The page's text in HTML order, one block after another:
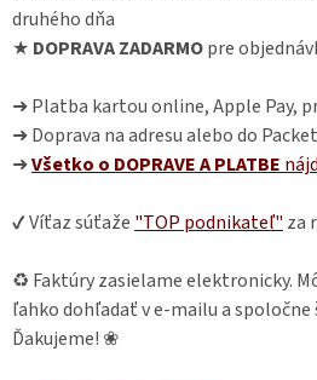
druhého dňa
★ DOPRAVA ZADARMOpre
➜ Platba kartou online, Apple Pay,
➜ Doprava na adresu alebo do
➜Všetko o DOPRAVE A PLATBE
✔ Víťaz súťaže "TOP podnikateľ" za
♻ Faktúry zasielame elektronicky.
ľahko dohľadať v e-mailu a
Ďakujeme! ❀